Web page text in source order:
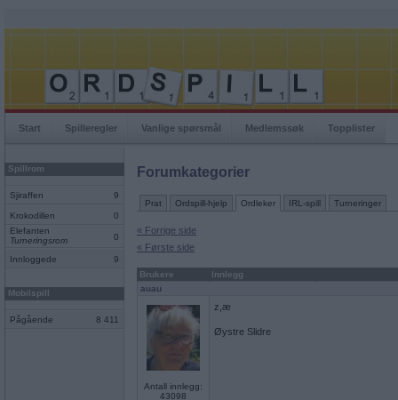
Start Spilleregler Vanlige spørsmål Medlemssøk Topplister
Spillrom
Sjiraffen 9
Krokodillen
0
Elefanten
Turneringsrom
0
Innloggede 9
Mobilspill
Pågående 8 411
Forumkategorier
Prat Ordspill-hjelp Ordleker IRL-spill Turneringer
« Forrige side
« Første side
Brukere
Innlegg
auau
Antall innlegg:
43098
z,æ
Øystre Slidre